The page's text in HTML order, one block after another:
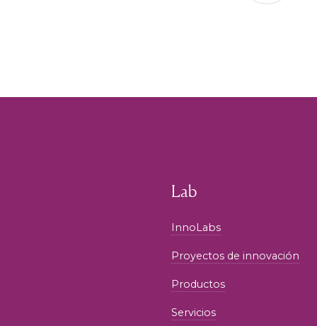
Lab
InnoLabs
Proyectos de innovación
Productos
Servicios